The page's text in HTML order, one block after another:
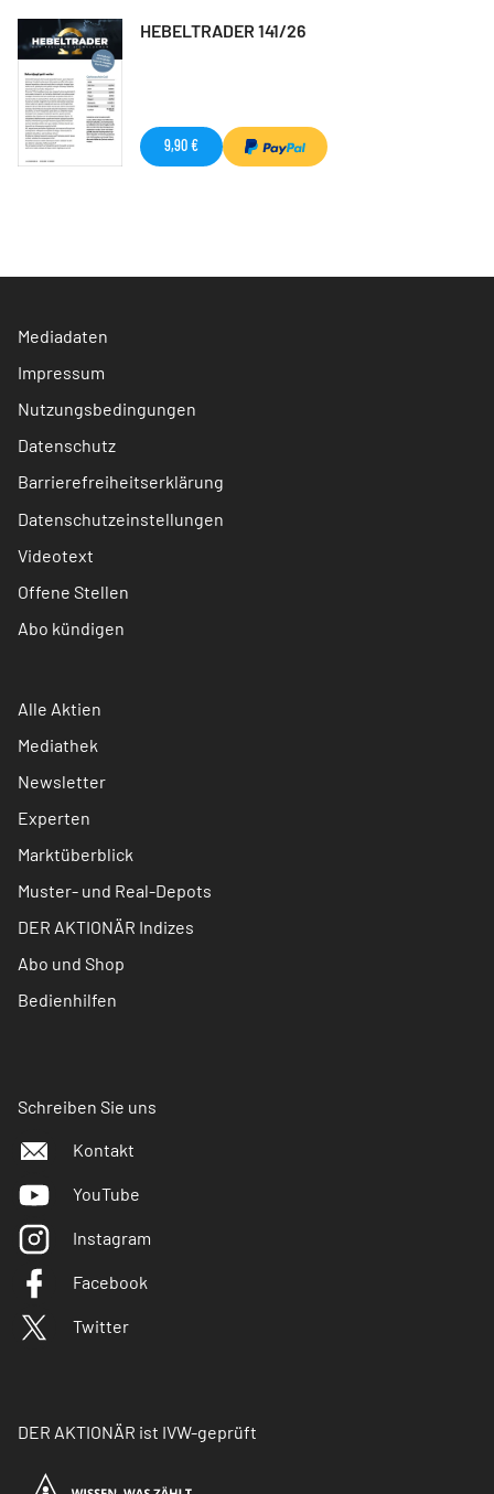
HEBELTRADER 141/26
9,90 €
Mediadaten
Impressum
Nutzungsbedingungen
Datenschutz
Barrierefreiheitserklärung
Datenschutzeinstellungen
Videotext
Offene Stellen
Abo kündigen
Alle Aktien
Mediathek
Newsletter
Experten
Marktüberblick
Muster- und Real-Depots
DER AKTIONÄR Indizes
Abo und Shop
Bedienhilfen
Schreiben Sie uns
Kontakt
YouTube
Instagram
Facebook
Twitter
DER AKTIONÄR ist IVW-geprüft